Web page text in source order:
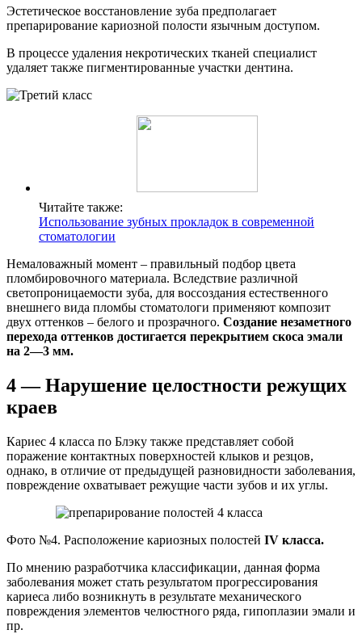
Эстетическое восстановление зуба предполагает
препарирование кариозной полости язычным доступом.
В процессе удаления некротических тканей специалист
удаляет также пигментированные участки дентина.
Читайте также:
Использование зубных прокладок в современной
стоматологии
Немаловажный момент – правильный подбор цвета
пломбировочного материала. Вследствие различной
светопроницаемости зуба, для воссоздания естественного
внешнего вида пломбы стоматологи применяют композит
двух оттенков – белого и прозрачного. Создание незаметного
перехода оттенков достигается перекрытием скоса эмали
на 2—3 мм.
4 — Нарушение целостности режущих
краев
Кариес 4 класса по Блэку также представляет собой
поражение контактных поверхностей клыков и резцов,
однако, в отличие от предыдущей разновидности заболевания,
повреждение охватывает режущие части зубов и их углы.
Фото №4. Расположение кариозных полостей IV класса.
По мнению разработчика классификации, данная форма
заболевания может стать результатом прогрессирования
кариеса либо возникнуть в результате механического
повреждения элементов челюстного ряда, гипоплазии эмали и
пр.